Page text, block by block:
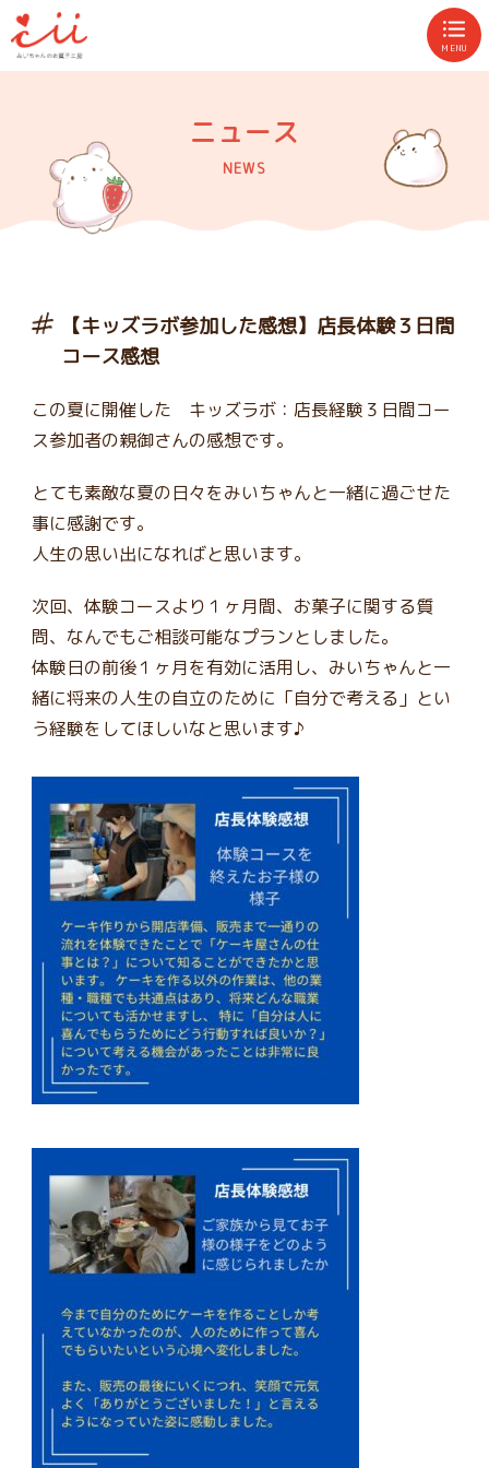
MENU
ニュース
NEWS
【キッズラボ参加した感想】店長体験３日間
コース感想
この夏に開催した キッズラボ：店長経験３日間コー
ス参加者の親御さんの感想です。
とても素敵な夏の日々をみいちゃんと一緒に過ごせた
事に感謝です。
人生の思い出になればと思います。
次回、体験コースより１ヶ月間、お菓子に関する質
問、なんでもご相談可能なプランとしました。
体験日の前後１ヶ月を有効に活用し、みいちゃんと一
緒に将来の人生の自立のために「自分で考える」とい
う経験をしてほしいなと思います♪